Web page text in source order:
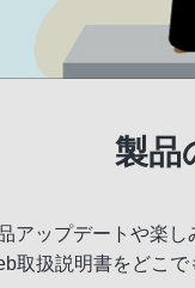
製品
アップデートや楽し
取扱説明書をどこ